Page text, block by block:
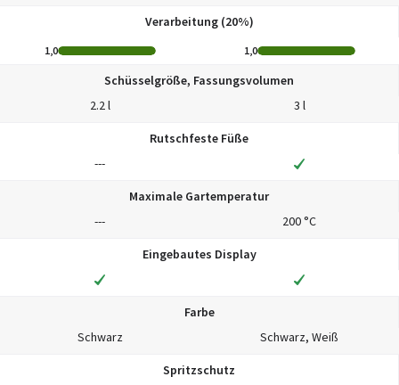
Verarbeitung (20%)
1,0 1,0
Schüsselgröße, Fassungsvolumen
2.2 l
3 l
Rutschfeste Füße
---
Maximale Gartemperatur
---
200 °C
Eingebautes Display
Farbe
Schwarz
Schwarz, Weiß
Spritzschutz